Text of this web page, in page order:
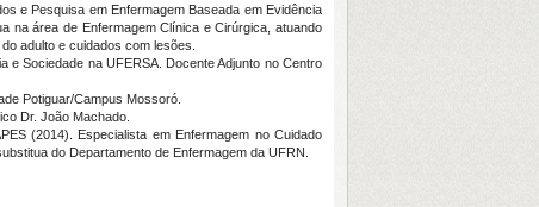
e Pesquisa em Enfermagem Baseada em Evidência
na área de Enfermagem Clínica e Cirúrgica, atuando
adulto e cuidados com lesões.
Sociedade na UFERSA. Docente Adjunto no Centro
Potiguar/Campus Mossoró.
Dr. João Machado.
(2014). Especialista em Enfermagem no Cuidado
do Departamento de Enfermagem da UFRN.